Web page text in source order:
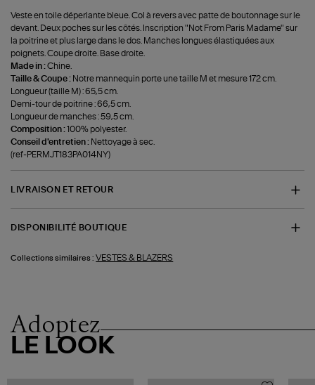
Veste en toile déperlante bleue. Col à revers avec patte de boutonnage sur le
devant. Deux poches sur les côtés. Inscription "Not From Paris Madame" sur
la poitrine et plus large dans le dos. Manches longues élastiquées aux
poignets. Coupe droite. Base droite.
Made in :Chine.
Taille & Coupe : Notre mannequin porte une taille M et mesure 172 cm.
Longueur (taille M) : 65,5 cm.
Demi-tour de poitrine : 66,5 cm.
Longueur de manches : 59,5 cm.
Composition :100% polyester.
Conseil d'entretien : Nettoyage à sec.
(ref-PERMJT183PA014NY)
LIVRAISON ET RETOUR
DISPONIBILITÉ BOUTIQUE
Collections similaires : VESTES & BLAZERS
Adoptez
LE LOOK